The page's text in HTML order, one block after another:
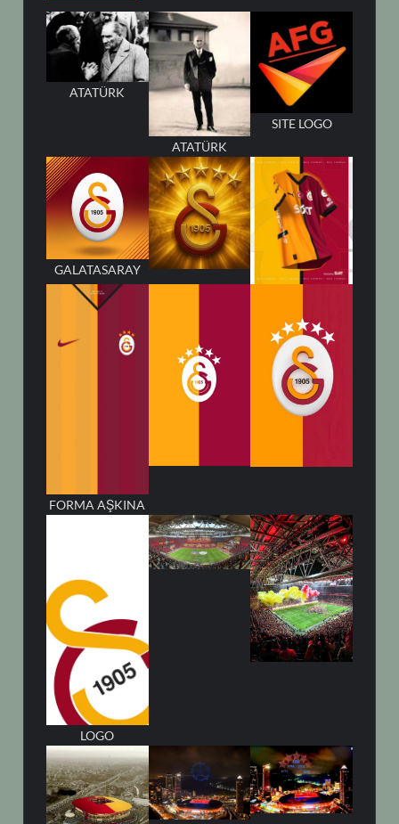
ATATÜRK
ATATÜRK
SITE LOGO
GALATASARAY
FORMA AŞKINA
LOGO